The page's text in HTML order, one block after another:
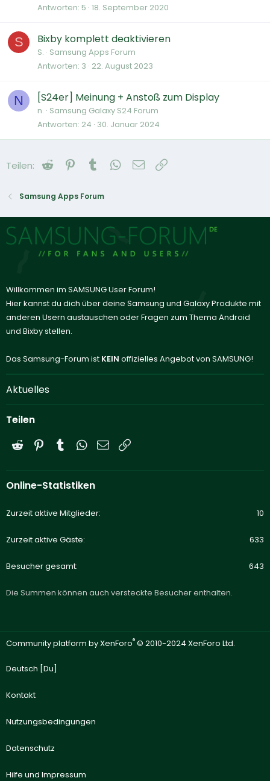
Antworten 5 18. September 2020
S Bixby komplett deaktivieren
S. Samsung Apps Forum
Antworten 3 22. August 2023
N [S24er] Meinung + Anstoß zum Display
n. Samsung Galaxy S24 Forum
Antworten 24 30. Januar 2024
Teilen: Reddit Pinterest
Tumblr WhatsApp
E-Mail
Samsung Apps Forum
Willkommen im SAMSUNG User Forum!
Hier kannst du dich über deine Samsung und Galaxy Produkte mit
anderen Usern austauschen oder Fragen zum Thema Android
und Bixby stellen.
Das Samsung-Forum ist KEIN offizielles Angebot von SAMSUNG!
Aktuelles
Teilen
Reddit PinterestTumblrWhatsApp
E-Mail
Online-Statistiken
Zurzeit aktive Mitglieder 10
Zurzeit aktive Gäste 633
Besucher gesamt 643
Die Summen können auch versteckte Besucher enthalten.
Community platform by XenForo® © 2010-2024 XenForo Ltd.
Deutsch [Du]
Kontakt
Nutzungsbedingungen
Datenschutz
Hilfe und Impressum